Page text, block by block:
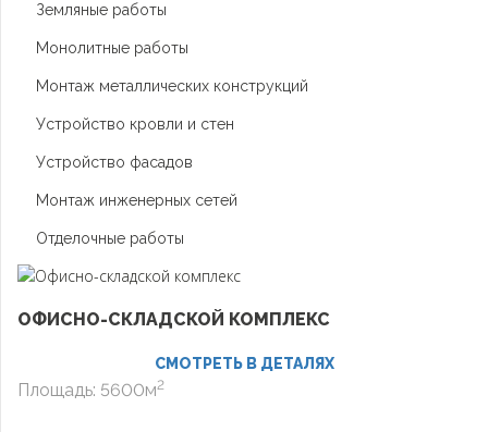
Земляные работы
Монолитные работы
Монтаж металлических конструкций
Устройство кровли и стен
Устройство фасадов
Монтаж инженерных сетей
Отделочные работы
ОФИСНО-СКЛАДСКОЙ КОМПЛЕКС
СМОТРЕТЬ В ДЕТАЛЯХ
Площадь: 5600м2